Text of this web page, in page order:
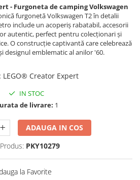
- Furgoneta de camping Volkswagen
furgonetă Volkswagen T2 în detalii
include un acoperiș rabatabil, accesorii
autentic, perfect pentru colecționari și
O construcție captivantă care celebrează
designul emblematic al anilor '60.
: LEGO® Creator Expert
IN STOC
de livrare: 1
ADAUGA IN COS
PKY10279
la Favorite